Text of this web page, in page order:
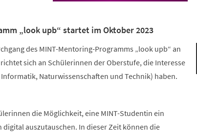
„look upb“ startet im Oktober 2023
des MINT-Mentoring-Programms „look upb“ an
sich an Schülerinnen der Oberstufe, die Interesse
Naturwissenschaften und Technik) haben.
die Möglichkeit, eine MINT-Studentin ein
digital auszutauschen. In dieser Zeit können die